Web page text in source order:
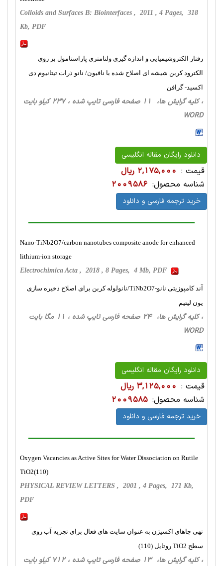
Colloids and Surfaces B: Biointerfaces , 2011 , 4 Pages, 318
Kb, PDF
رفتار الکتروشیمیایی و اندازه گیری ولتامتری پاراستامول بر روی
الکترود کربن شیشه ای اصلاح شده با نافیون/ نانو ذرات تیتانیوم دی
اکسید- گرافن
، کلیه گرایش ها، 11 صفحه فارسی تایپ شده ، 237 کیلو بایت
WORD
دانلود رایگان مقاله انگلیسی
قیمت : 2,175,000 ریال
شناسه محصول: 2009586
خرید ترجمه فارسی و دانلود
Nano-TiNb2O7/carbon nanotubes composite anode for enhanced
lithium-ion storage
Electrochimica Acta , 2018 , 8 Pages, 4 Mb, PDF
آند کامپوزیتی نانو-TiNb2O7/نانولوله کربن برای اصلاح ذخیره سازی
یون لیتیم
، کلیه گرایش ها، 24 صفحه فارسی تایپ شده ، 11 مگا بایت
WORD
دانلود رایگان مقاله انگلیسی
قیمت : 3,125,000 ریال
شناسه محصول: 2009585
خرید ترجمه فارسی و دانلود
Oxygen Vacancies as Active Sites for Water Dissociation on Rutile
TiO2(110)
PHYSICAL REVIEW LETTERS , 2001 , 4 Pages, 171 Kb,
PDF
تهی جاهای اکسیژن به عنوان سایت های فعال برای تجزیه آب روی
سطح TiO2 روتایل (110)
، کلیه گرایش ها، 13 صفحه فارسی تایپ شده ، 712 کیلو بایت